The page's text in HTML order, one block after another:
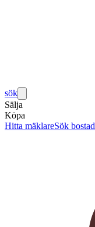
sök
Sälja
Köpa
Hitta mäklareSök bostad